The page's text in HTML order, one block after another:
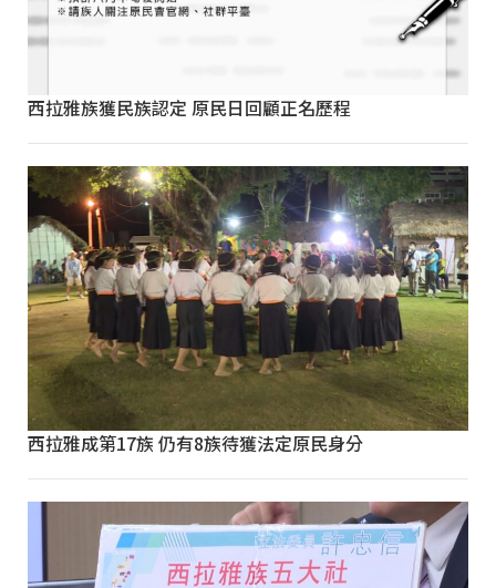
西拉雅族獲民族認定 原民日回顧正名歷程
西拉雅成第17族 仍有8族待獲法定原民身分